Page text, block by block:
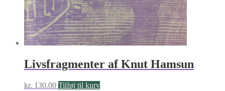
Livsfragmenter af Knut Hamsun
kr. 130.00 Tilføj til kurv